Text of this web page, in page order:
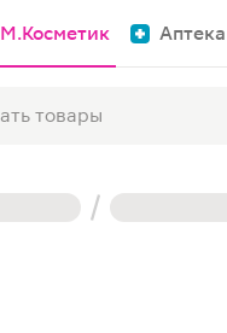
М.Косметик Аптека